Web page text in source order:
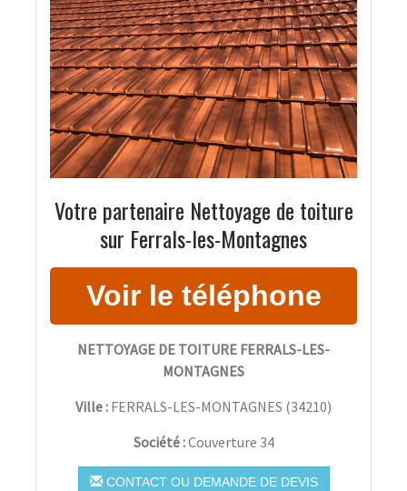
Votre partenaire Nettoyage de toiture
sur Ferrals-les-Montagnes
NETTOYAGE DE TOITURE FERRALS-LES-
MONTAGNES
Ville : FERRALS-LES-MONTAGNES (34210)
Société :Couverture 34
CONTACT OU DEMANDE DE DEVIS